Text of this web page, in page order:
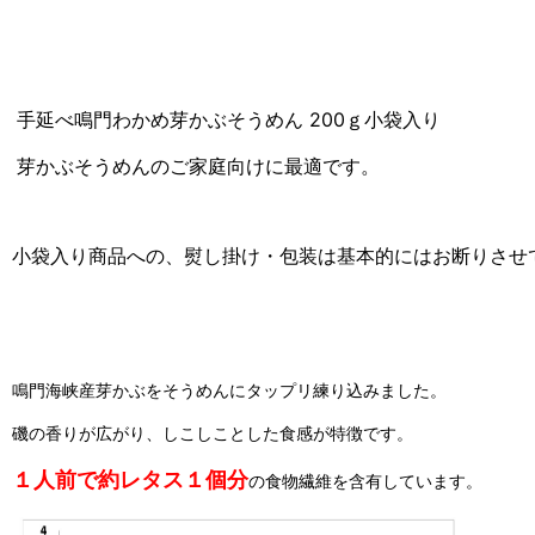
手延べ鳴門わかめ芽かぶそうめん 200ｇ小袋入り
芽かぶそうめんのご家庭向けに最適です。
小袋入り商品への、熨し掛け・ 包装は基本的にはお断りさせ
鳴門海峡産芽かぶをそうめんにタップリ練り込みました。
磯の香りが広がり、しこしことした食感が特徴です。
１人前で約レタス１個分の食物繊維を含有しています。